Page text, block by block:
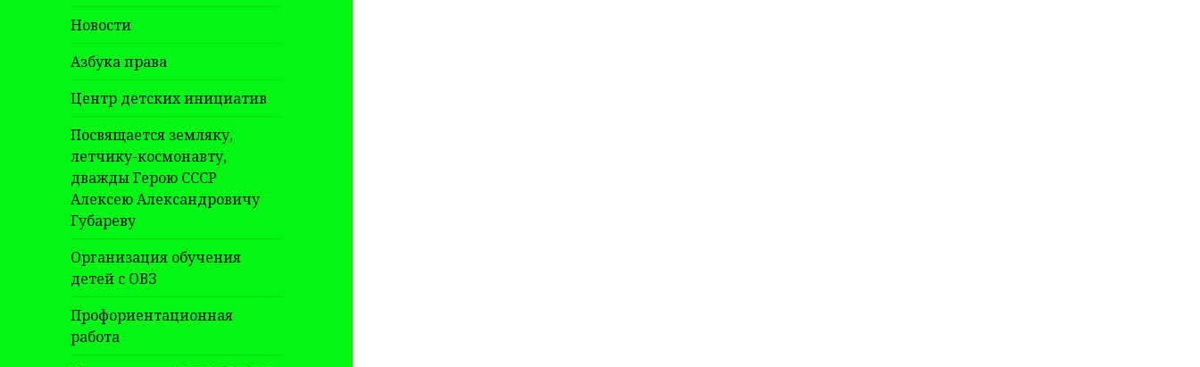
Новости
Азбука права
Центр детских инициатив
Посвящается земляку,
летчику-космонавту,
дважды Герою СССР
Алексею Александровичу
Губареву
Организация обучения
детей с ОВЗ
Профориентационная
работа